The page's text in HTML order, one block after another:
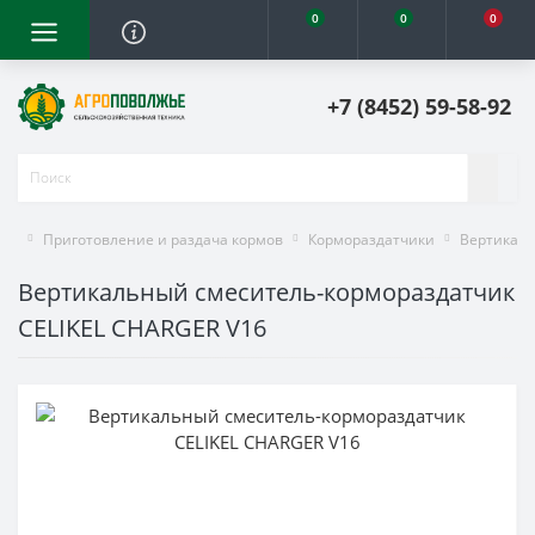
0 0 0
+7 (8452) 59-58-92
Приготовление и раздача кормов Кормораздатчики
Вертикальный смеситель-кормораздатчик
CELIKEL CHARGER V16